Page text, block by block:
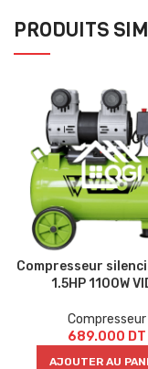
PRODUITS
Compresseur
1.5HP 1100W
Compresseur
689.000 DT
AJOUTER AU